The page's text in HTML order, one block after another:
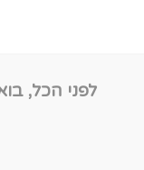
לפני הכל,